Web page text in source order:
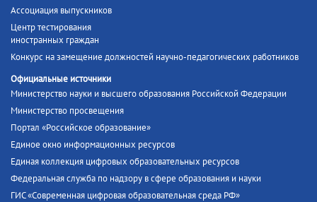
Ассоциация выпускников
Центр тестирования
иностранных граждан
Конкурс на замещение должностей научно-педагогических работников
Официальные источники
Министерство науки и высшего образования Российской Федерации
Министерство просвещения
Портал «Российское образование»
Единое окно информационных ресурсов
Единая коллекция цифровых образовательных ресурсов
Федеральная служба по надзору в сфере образования и науки
ГИС «Современная цифровая образовательная среда РФ»